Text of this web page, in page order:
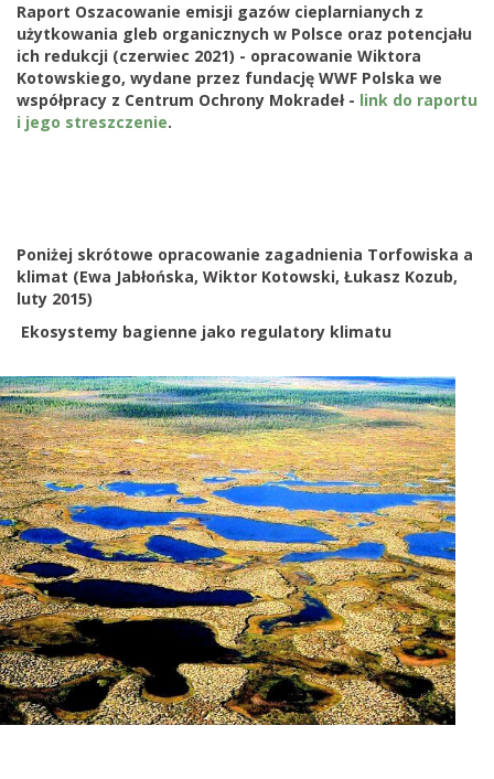
Raport Oszacowanie emisji gazów cieplarnianych z
użytkowania gleb organicznych w Polsce oraz potencjału
ich redukcji (czerwiec 2021) - opracowanie Wiktora
Kotowskiego, wydane przez fundację WWF Polska we
współpracy z Centrum Ochrony Mokradeł - link do raportu
i jego streszczenie.
Poniżej skrótowe opracowanie zagadnienia Torfowiska a
klimat (Ewa Jabłońska, Wiktor Kotowski, Łukasz Kozub,
luty 2015)
Ekosystemy bagienne jako regulatory klimatu